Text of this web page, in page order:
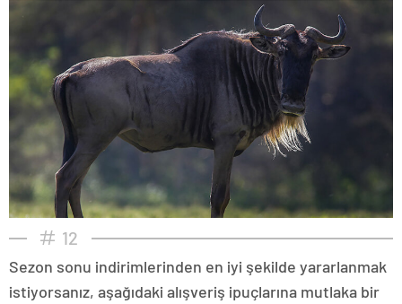
12
Sezon sonu indirimlerinden en iyi şekilde yararlanmak
istiyorsanız, aşağıdaki alışveriş ipuçlarına mutlaka bir